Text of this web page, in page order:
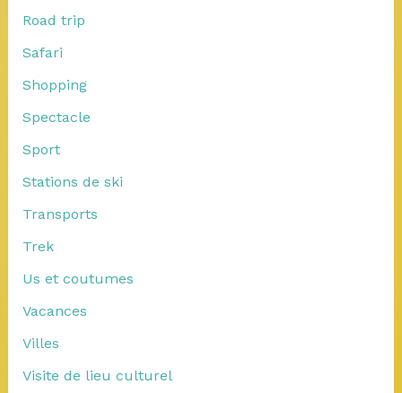
Road trip
Safari
Shopping
Spectacle
Sport
Stations de ski
Transports
Trek
Us et coutumes
Vacances
Villes
Visite de lieu culturel